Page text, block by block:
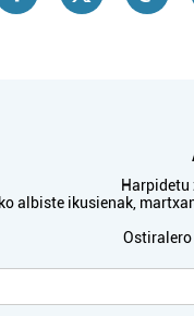
Harpidetu
albiste ikusienak,
Ostiralero